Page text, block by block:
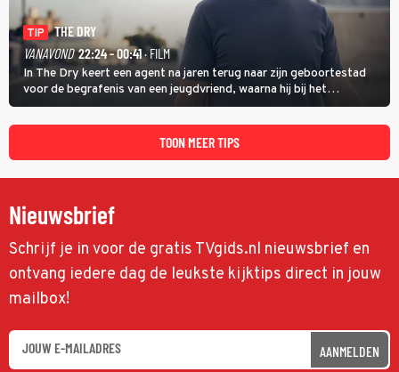
TIP
THE DRY
VANAVOND 22:24 - 00:41· FILM
In The Dry keert een agent na jaren terug naar zijn geboortestad
voor de begrafenis van een jeugdvriend, waarna hij bij het
onderzoeken van diens dood een verband begint te vermoeden
met een oude zaak.
TOON MEER TIPS
Nieuwsbrief
Schrijf je in voor de gratis TVgids.nl nieuwsbrief en
ontvang iedere dag de leukste kijktips direct in jouw
mailbox!
AANMELDEN